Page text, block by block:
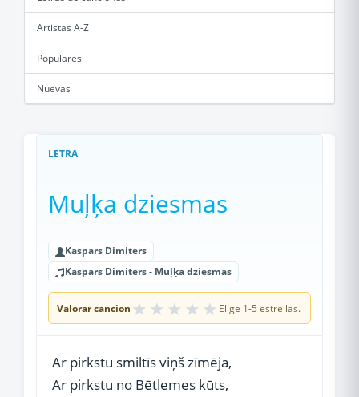
Artistas A-Z
Populares
Nuevas
LETRA
Muļķa dziesmas
Kaspars Dimiters
Kaspars Dimiters - Muļķa dziesmas
Valorar cancion ★ ★ ★ ★ ★ Elige 1-5 estrellas.
Ar pirkstu smiltīs viņš zīmēja,
Ar pirkstu no Bētlemes kūts,